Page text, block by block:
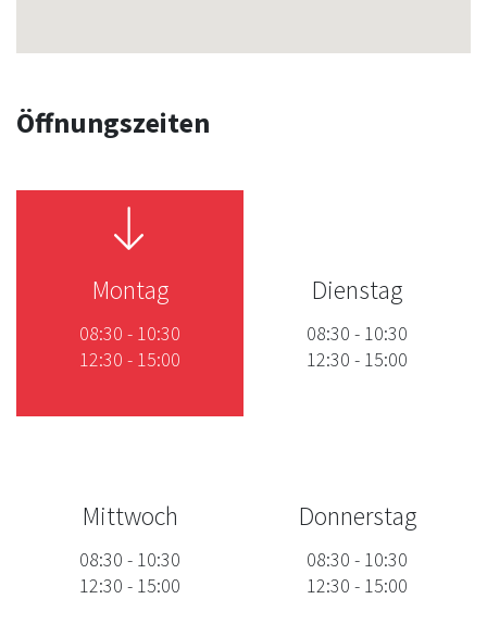
Öffnungszeiten
Montag
08:30 - 10:30
12:30 - 15:00
Dienstag
08:30 - 10:30
12:30 - 15:00
Mittwoch
08:30 - 10:30
12:30 - 15:00
Donnerstag
08:30 - 10:30
12:30 - 15:00